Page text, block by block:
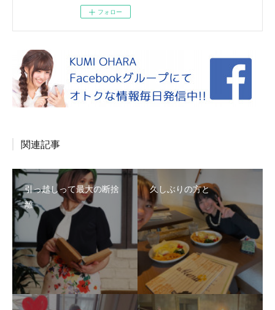
フォロー
関連記事
引っ越しって最大の断捨
離
久しぶりの方と